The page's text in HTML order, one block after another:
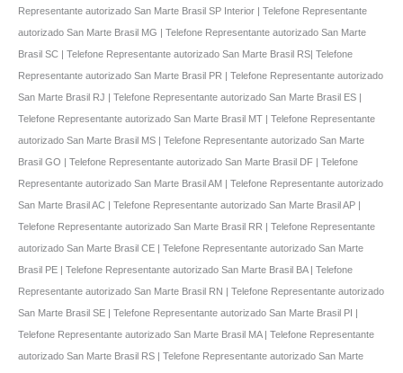
Representante autorizado San Marte Brasil SP Interior | Telefone Representante
autorizado San Marte Brasil MG | Telefone Representante autorizado San Marte
Brasil SC | Telefone Representante autorizado San Marte Brasil RS| Telefone
Representante autorizado San Marte Brasil PR | Telefone Representante autorizado
San Marte Brasil RJ | Telefone Representante autorizado San Marte Brasil ES |
Telefone Representante autorizado San Marte Brasil MT | Telefone Representante
autorizado San Marte Brasil MS | Telefone Representante autorizado San Marte
Brasil GO | Telefone Representante autorizado San Marte Brasil DF | Telefone
Representante autorizado San Marte Brasil AM | Telefone Representante autorizado
San Marte Brasil AC | Telefone Representante autorizado San Marte Brasil AP |
Telefone Representante autorizado San Marte Brasil RR | Telefone Representante
autorizado San Marte Brasil CE | Telefone Representante autorizado San Marte
Brasil PE | Telefone Representante autorizado San Marte Brasil BA | Telefone
Representante autorizado San Marte Brasil RN | Telefone Representante autorizado
San Marte Brasil SE | Telefone Representante autorizado San Marte Brasil PI |
Telefone Representante autorizado San Marte Brasil MA | Telefone Representante
autorizado San Marte Brasil RS | Telefone Representante autorizado San Marte